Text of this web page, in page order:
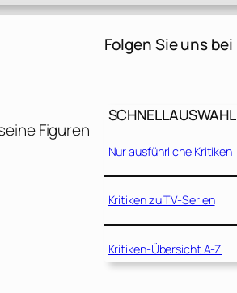
Figuren
Folgen Sie uns bei
SCHNELLAUSWAHL
Nur ausführliche Kritiken
Kritiken zu TV-Serien
Kritiken-Übersicht A-Z